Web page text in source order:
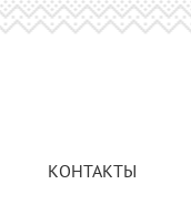
КОНТАКТЫ